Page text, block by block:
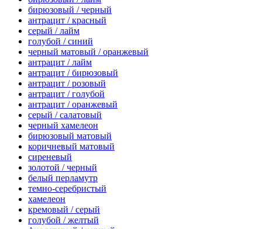
бирюзовый / черный
антрацит / красный
серый / лайм
голубой / синий
черный матовый / оранжевый
антрацит / лайм
антрацит / бирюзовый
антрацит / розовый
антрацит / голубой
антрацит / оранжевый
серый / салатовый
черный хамелеон
бирюзовый матовый
коричневый матовый
сиреневый
золотой / черный
белый перламутр
темно-серебристый
хамелеон
кремовый / серый
голубой / желтый